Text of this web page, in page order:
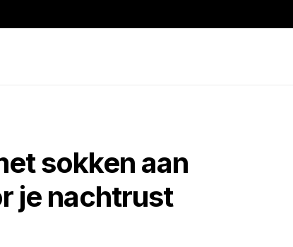
sokken aan
je nachtrust